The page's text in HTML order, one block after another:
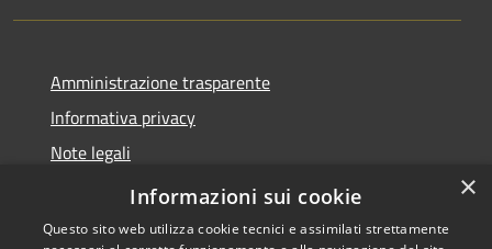
Amministrazione trasparente
Informativa privacy
Note legali
Dichiarazione di accessibilità
×
Informazioni sui cookie
Questo sito web utilizza cookie tecnici e assimilati strettamente